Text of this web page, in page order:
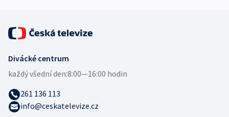
Divácké centrum
každý všední den:8:00—16:00 hodin
261 136 113
info@ceskatelevize.cz